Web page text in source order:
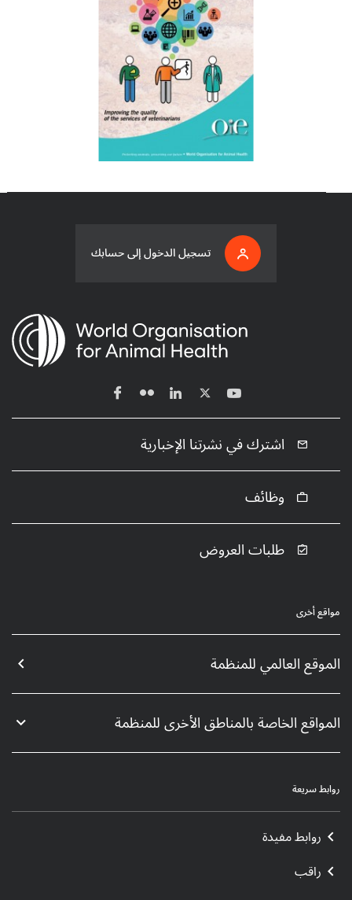
تسجيل الدخول إلى حسابك
اشترك في نشرتنا الإخبارية
وظائف
طلبات العروض
مواقع أخرى
الموقع العالمي للمنظمة
المواقع الخاصة بالمناطق الأخرى للمنظمة
روابط سريعة
روابط مفيدة
راقب